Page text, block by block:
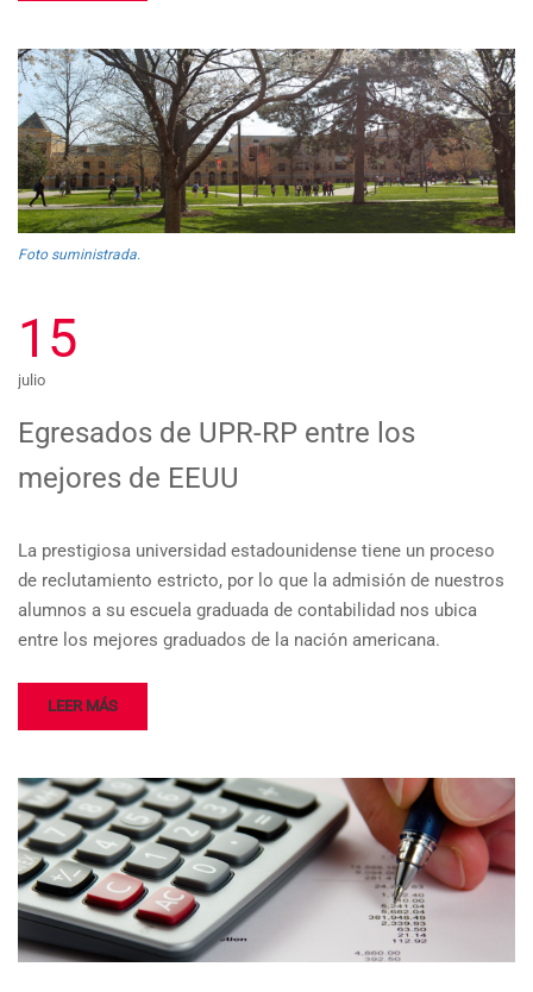
Foto suministrada.
15
julio
Egresados de UPR-RP entre los
mejores de EEUU
La prestigiosa universidad estadounidense tiene un proceso
de reclutamiento estricto, por lo que la admisión de nuestros
alumnos a su escuela graduada de contabilidad nos ubica
entre los mejores graduados de la nación americana.
LEER MÁS